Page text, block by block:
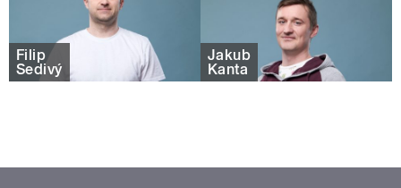
Filip
Šedivý
Jakub
Kanta